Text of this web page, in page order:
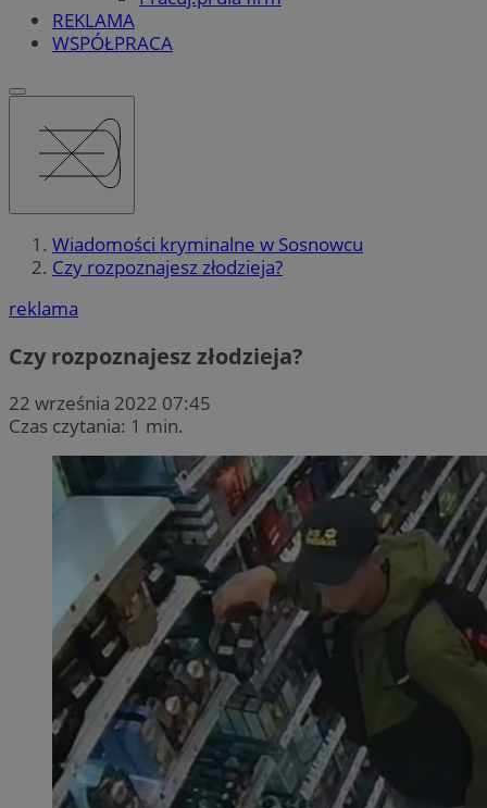
REKLAMA
WSPÓŁPRACA
Wiadomości kryminalne w Sosnowcu
Czy rozpoznajesz złodzieja?
reklama
Czy rozpoznajesz złodzieja?
22 września 2022 07:45
Czas czytania: 1 min.